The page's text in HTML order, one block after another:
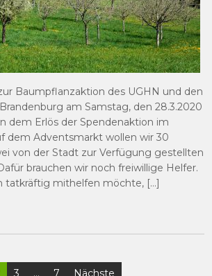
Baumpflanzaktion des UGHN und den
am Samstag, den 28.3.2020
dem Erlös der Spendenaktion im
dem Adventsmarkt wollen wir 30
von der Stadt zur Verfügung gestellten
brauchen wir noch freiwillige Helfer.
tatkräftig mithelfen möchte, […]
3 … 7 Nächste